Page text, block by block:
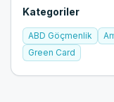
Kategoriler
ABD Göçmenlik
Green Card